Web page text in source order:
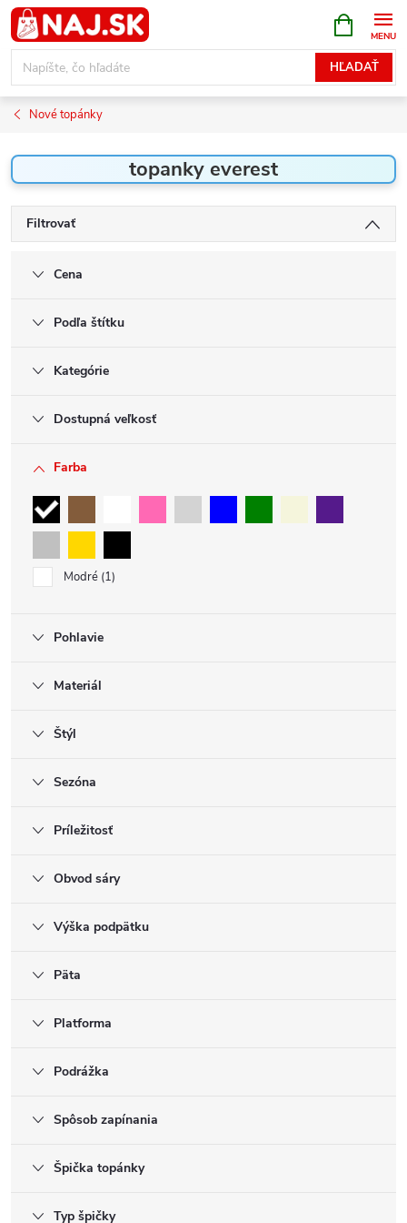
Prejsť
na
obsah
HĽADAŤ
KOŠÍK
Nové topánky
topanky everest
Filtrovať
Cena
Podľa štítku
Kategórie
Dostupná veľkosť
Farba
Modré 1
Pohlavie
Materiál
Štýl
Sezóna
Príležitosť
Obvod sáry
Výška podpätku
Päta
Platforma
Podrážka
Spôsob zapínania
Špička topánky
Typ špičky